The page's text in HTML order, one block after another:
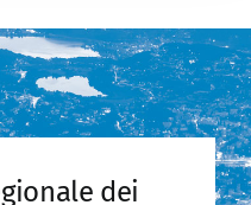
dei